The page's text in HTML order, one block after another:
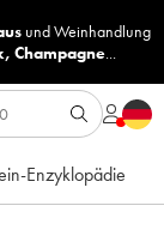
undWeinhandlung
, Champagne...
Enzyklopädie